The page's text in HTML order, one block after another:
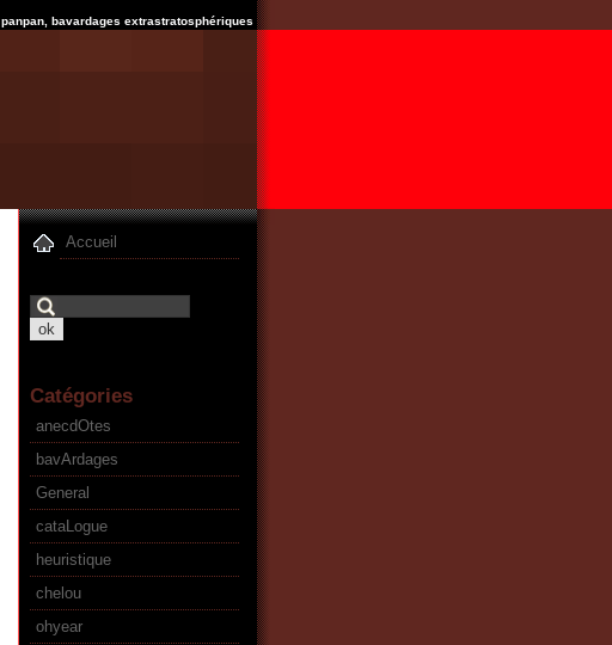
panpan, bavardages extrastratosphériques
Accueil
Catégories
anecdOtes
bavArdages
General
cataLogue
heuristique
chelou
ohyear